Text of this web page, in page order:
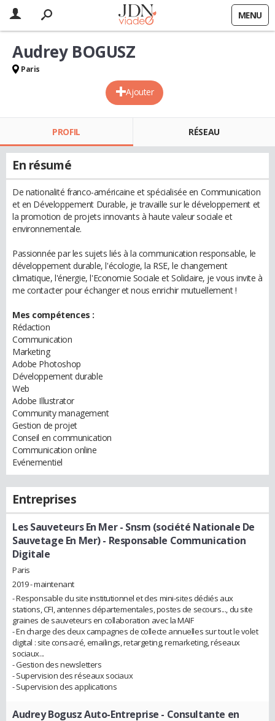
MENU
Ajouter
Audrey BOGUSZ
Paris
PROFIL RÉSEAU
En résumé
De nationalité franco-américaine et spécialisée en Communication
et en Développement Durable, je travaille sur le développement et
la promotion de projets innovants à haute valeur sociale et
environnementale.
Passionnée par les sujets liés à la communication responsable, le
développement durable, l'écologie, la RSE, le changement
climatique, l'énergie, l'Economie Sociale et Solidaire, je vous invite à
me contacter pour échanger et nous enrichir mutuellement !
Mes compétences :
Rédaction
Communication
Marketing
Adobe Photoshop
Développement durable
Web
Adobe Illustrator
Community management
Gestion de projet
Conseil en communication
Communication online
Evénementiel
Entreprises
Les Sauveteurs En Mer - Snsm (société Nationale De
Sauvetage En Mer)- Responsable Communication
Digitale
Paris
2019 - maintenant
- Responsable du site institutionnel et des mini-sites dédiés aux
stations, CFI, antennes départementales, postes de secours..., du site
graines de sauveteurs en collaboration avec la MAIF
- En charge des deux campagnes de collecte annuelles sur tout le volet
digital : site consacré, emailings, retargeting, remarketing, réseaux
sociaux...
- Gestion des newsletters
- Supervision des réseaux sociaux
- Supervision des applications
Audrey Bogusz Auto-Entreprise - Consultante en